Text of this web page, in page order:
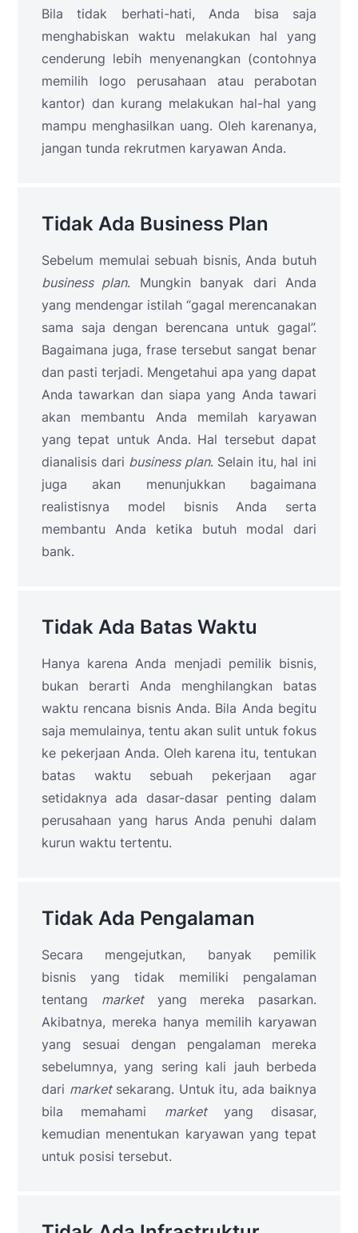
Bila tidak berhati-hati, Anda bisa saja
menghabiskan waktu melakukan hal yang
cenderung lebih menyenangkan (contohnya
memilih logo perusahaan atau perabotan
kantor) dan kurang melakukan hal-hal yang
mampu menghasilkan uang. Oleh karenanya,
jangan tunda rekrutmen karyawan Anda.
Tidak Ada Business Plan
Sebelum memulai sebuah bisnis, Anda butuh
business plan. Mungkin banyak dari Anda
yang mendengar istilah “gagal merencanakan
sama saja dengan berencana untuk gagal”.
Bagaimana juga, frase tersebut sangat benar
dan pasti terjadi. Mengetahui apa yang dapat
Anda tawarkan dan siapa yang Anda tawari
akan membantu Anda memilah karyawan
yang tepat untuk Anda. Hal tersebut dapat
dianalisis dari business plan. Selain itu, hal ini
juga akan menunjukkan bagaimana
realistisnya model bisnis Anda serta
membantu Anda ketika butuh modal dari
bank.
Tidak Ada Batas Waktu
Hanya karena Anda menjadi pemilik bisnis,
bukan berarti Anda menghilangkan batas
waktu rencana bisnis Anda. Bila Anda begitu
saja memulainya, tentu akan sulit untuk fokus
ke pekerjaan Anda. Oleh karena itu, tentukan
batas waktu sebuah pekerjaan agar
setidaknya ada dasar-dasar penting dalam
perusahaan yang harus Anda penuhi dalam
kurun waktu tertentu.
Tidak Ada Pengalaman
Secara mengejutkan, banyak pemilik
bisnis yang tidak memiliki pengalaman
tentang marketyang mereka pasarkan.
Akibatnya, mereka hanya memilih karyawan
yang sesuai dengan pengalaman mereka
sebelumnya, yang sering kali jauh berbeda
dari market sekarang. Untuk itu, ada baiknya
bila memahami market yang disasar,
kemudian menentukan karyawan yang tepat
untuk posisi tersebut.